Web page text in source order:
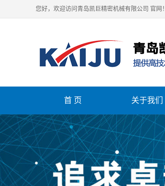
您好，欢迎访问青岛凯巨精密机械有限公司 官网！
首 页 关于我们
关于我们